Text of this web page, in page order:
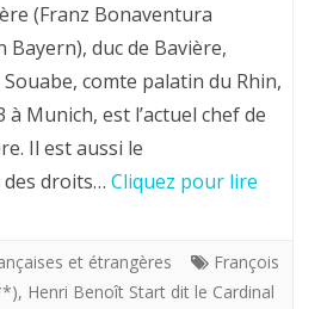
de
(Franz Bonaventura
duc de Bavière,
comte palatin du Rhin,
à Munich, est l’actuel chef de
Il est aussi le
droits… Cliquez pour lire
et étrangères
François
, Henri Benoît Start dit le Cardinal